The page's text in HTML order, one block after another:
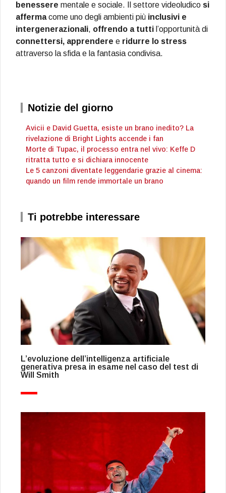
benessere mentale e sociale. Il settore videoludico si
affermacome uno degli ambienti più inclusivi e
intergenerazionali, offrendo a tutti l’opportunità di
connettersi, apprendere e ridurre lo stress
attraverso la sfida e la fantasia condivisa.
Notizie del giorno
Avicii e David Guetta, esiste un brano inedito? La
rivelazione di Bright Lights accende i fan
Morte di Tupac, il processo entra nel vivo: Keffe D
ritratta tutto e si dichiara innocente
Le 5 canzoni diventate leggendarie grazie al cinema:
quando un film rende immortale un brano
Ti potrebbe interessare
L’evoluzione dell’intelligenza artificiale
generativa presa in esame nel caso del test di
Will Smith